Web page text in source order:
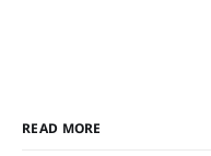
READ MORE